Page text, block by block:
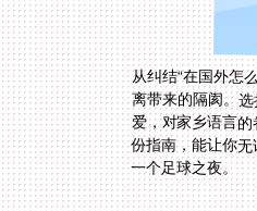
从纠结“在国外怎
离带来的隔阂。
爱，对家乡语言
份指南，能让你
一个足球之夜。